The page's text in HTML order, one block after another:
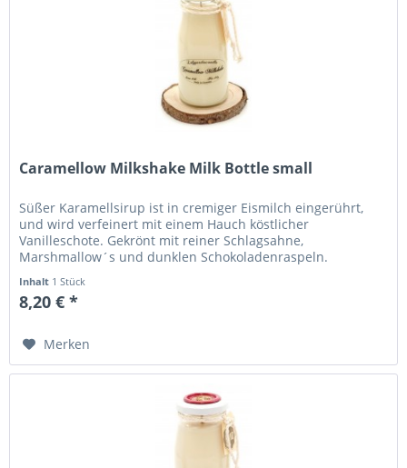
Caramellow Milkshake Milk Bottle small
Süßer Karamellsirup ist in cremiger Eismilch eingerührt,
und wird verfeinert mit einem Hauch köstlicher
Vanilleschote. Gekrönt mit reiner Schlagsahne,
Marshmallow´s und dunklen Schokoladenraspeln.
Inhalt 1 Stück
8,20 € *
Merken